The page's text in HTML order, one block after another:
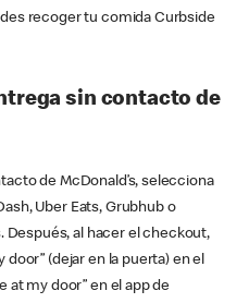
recoger tu comida Curbside
sin contacto de
de McDonald’s, selecciona
Uber Eats, Grubhub o
al hacer el checkout,
(dejar en la puerta) en el
at my door” en el app de